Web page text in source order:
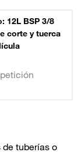
12L BSP 3/8
corte y tuerca
tuberías o